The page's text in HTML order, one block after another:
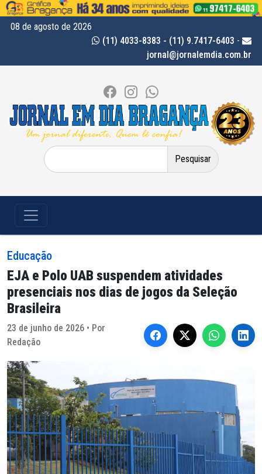
08 de agosto de 2026
(11) 4033-8383 - (11) 9.7417-6403 -
jornal@jornalemdia.com.br
Pesquisar
por:
Educação
EJA e Polo UAB suspendem atividades
presenciais nos dias de jogos da Seleção
Brasileira
23 de junho de 2026 • Por
Redação